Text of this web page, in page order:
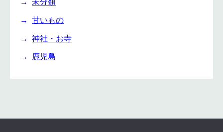
甘いもの
神社・お寺
鹿児島